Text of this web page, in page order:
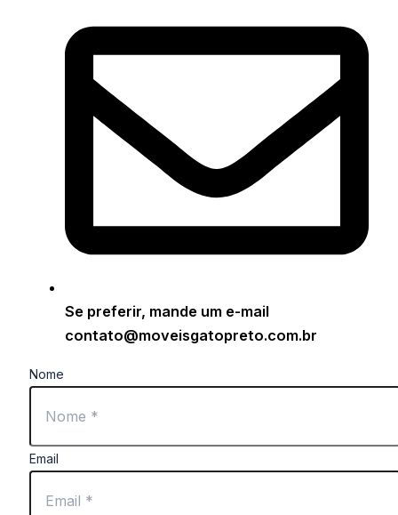
Se preferir, mande um e-mail
contato@moveisgatopreto.com.br
Nome
Email